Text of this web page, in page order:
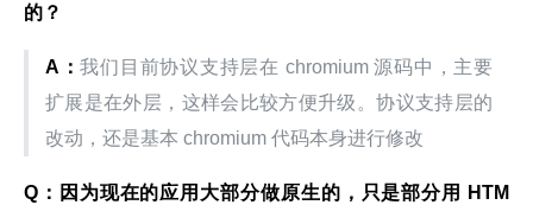
的？
A：我们目前协议支持层在 chromium 源码中，主要
扩展是在外层，这样会比较方便升级。协议支持层的
改动，还是基本 chromium 代码本身进行修改
Q：因为现在的应用大部分做原生的，只是部分用 HTM